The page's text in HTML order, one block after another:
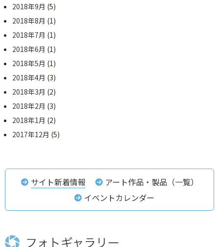
2018年9月 (5)
2018年8月 (1)
2018年7月 (1)
2018年6月 (1)
2018年5月 (1)
2018年4月 (3)
2018年3月 (2)
2018年2月 (3)
2018年1月 (2)
2017年12月 (5)
サイト新着情報
アート作品・製品（一覧）
イベントカレンダー